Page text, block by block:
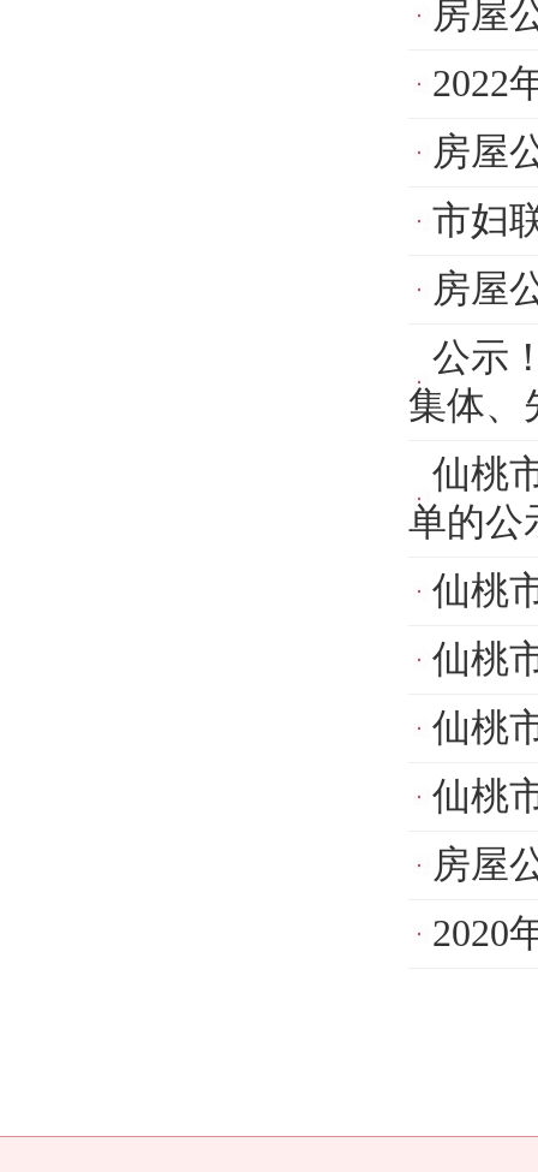
房屋
2022
房屋
市妇
房屋
公示
集体、
仙桃
单的公
仙桃
仙桃
仙桃
仙桃
房屋
2020